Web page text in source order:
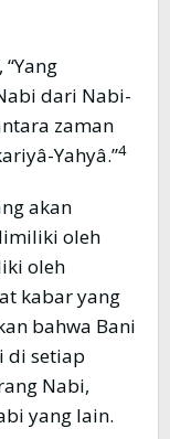
dari Nabi-
zaman
Yahyâ.”4
akan
oleh
oleh
kabar yang
di setiap
Nabi,
yang lain.